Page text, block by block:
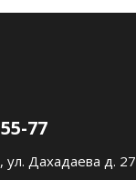
77
ул. Дахадаева д. 27